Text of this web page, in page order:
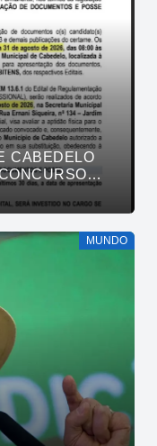
CABEDELO
MUNDO